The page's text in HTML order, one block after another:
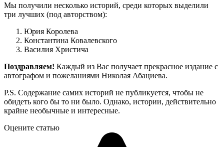
Мы получили несколько историй, среди которых выделили
три лучших (под авторством):
Юрия Королева
Константина Ковалевского
Василия Христича
Поздравляем! Каждый из Вас получает прекрасное издание с
автографом и пожеланиями Николая Абациева.
P.S. Содержание самих историй не публикуется, чтобы не
обидеть кого бы то ни было. Однако, истории, действительно
крайне необычные и интересные.
Оцените статью